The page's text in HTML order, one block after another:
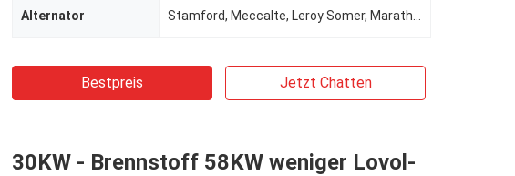
Alternator
Bestpreis Jetzt Chatten
30KW - Brennstoff 58KW weniger Lovol-